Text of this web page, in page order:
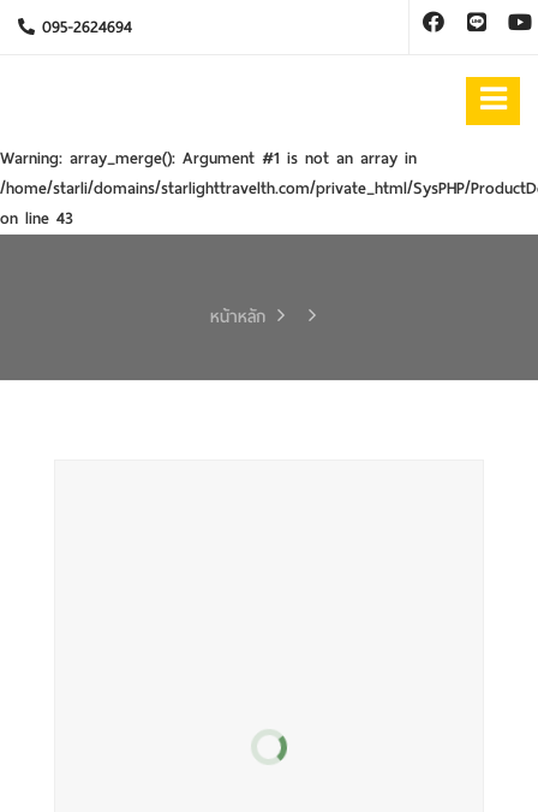
095-2624694
Warning: array_merge(): Argument #1 is not an array in
/home/starli/domains/starlighttravelth.com/private_html/SysPHP/
on line 43
หน้าหลัก